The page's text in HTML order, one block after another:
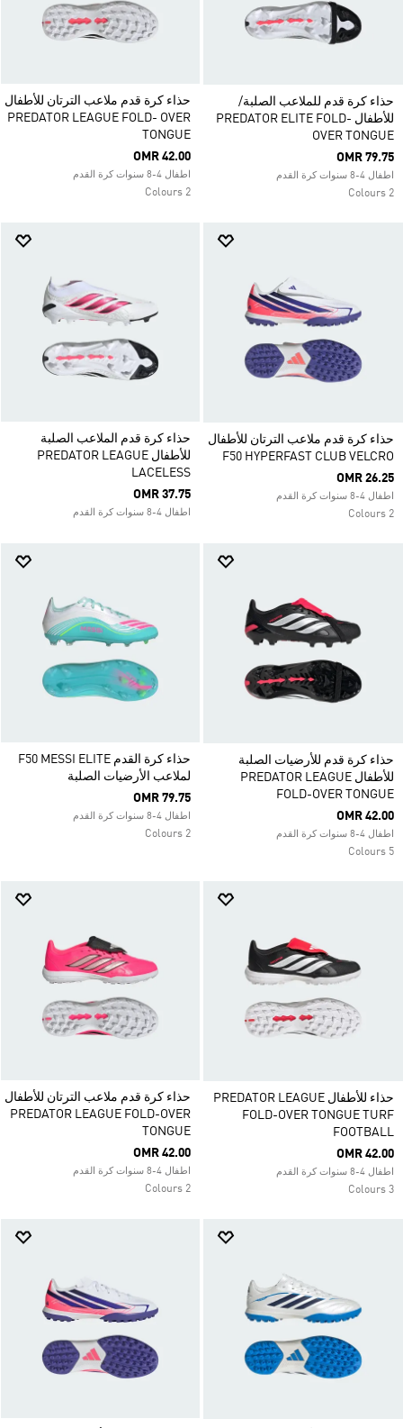
حذاء كرة قدم للملاعب الصلبة/
للأطفال PREDATOR ELITE FOLD-
OVER TONGUE
OMR 79.75
اطفال 4-8 سنوات كرة القدم
2 Colours
حذاء كرة قدم ملاعب الترتان للأطفال
PREDATOR LEAGUE FOLD- OVER
TONGUE
OMR 42.00
اطفال 4-8 سنوات كرة القدم
2 Colours
حذاء كرة قدم ملاعب الترتان للأطفال
F50 HYPERFAST CLUB VELCRO
OMR 26.25
اطفال 4-8 سنوات كرة القدم
2 Colours
حذاء كرة قدم الملاعب الصلبة
للأطفال PREDATOR LEAGUE
LACELESS
OMR 37.75
اطفال 4-8 سنوات كرة القدم
حذاء كرة قدم للأرضيات الصلبة
للأطفال PREDATOR LEAGUE
FOLD-OVER TONGUE
OMR 42.00
اطفال 4-8 سنوات كرة القدم
5 Colours
حذاء كرة القدم F50 MESSI ELITE
لملاعب الأرضيات الصلبة
OMR 79.75
اطفال 4-8 سنوات كرة القدم
2 Colours
حذاء للأطفال PREDATOR LEAGUE
FOLD-OVER TONGUE TURF
FOOTBALL
OMR 42.00
اطفال 4-8 سنوات كرة القدم
3 Colours
حذاء كرة قدم ملاعب الترتان للأطفال
PREDATOR LEAGUE FOLD-OVER
TONGUE
OMR 42.00
اطفال 4-8 سنوات كرة القدم
2 Colours